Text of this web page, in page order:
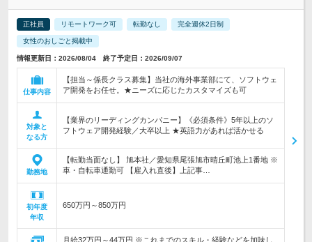
正社員 リモートワーク可 転勤なし 完全週休2日制
女性のおしごと掲載中
情報更新日：2026/08/04 終了予定日：2026/09/07
仕事内容
【担当～係長クラス募集】当社の海外事業部にて、ソフトウェ
ア開発をお任せ。★ニーズに応じたカスタマイズも可
対象と
なる方
【業界のリーディングカンパニー】《必須条件》5年以上のソ
フトウェア開発経験／大卒以上 ★英語力があれば活かせる
勤務地
【転勤当面なし】 旭本社／愛知県尾張旭市晴丘町池上1番地 ※
車・自転車通勤可 【雇入れ直後】上記事…
初年度
年収
650万円～850万円
月給32万円～44万円 ※これまでのスキル・経験などを加味し